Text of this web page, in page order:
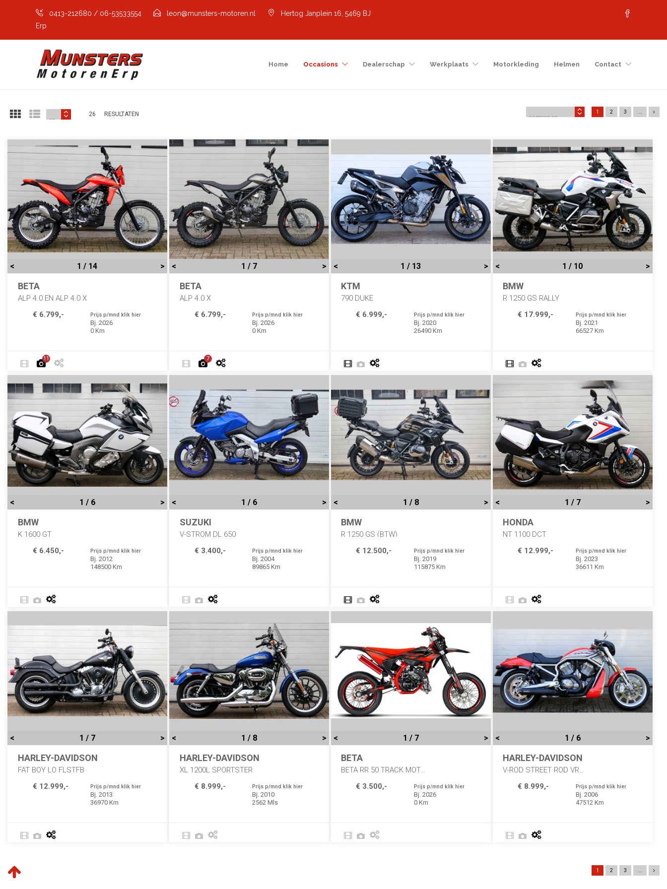
0413-212680 / 06-53533554 leon@munsters-motoren.nl
Hertog Janplein 16, 5469 BJ
Erp
Home Occasions Dealerschap Werkplaats Motorkleding Helmen Contact
1 2 3 ...
26 RESULTATEN
< 1 / 14 >
BETA
ALP 4.0 EN ALP 4.0 X
€ 6.799,-
Prijs p/mnd klik hier
Bj. 2026
0 Km
11
< 1 / 7 >
BETA
ALP 4.0 X
€ 6.799,-
Prijs p/mnd klik hier
Bj. 2026
0 Km
7
< 1 / 13 >
KTM
790 DUKE
€ 6.999,-
Prijs p/mnd klik hier
Bj. 2020
26490 Km
< 1 / 10 >
BMW
R 1250 GS RALLY
€ 17.999,-
Prijs p/mnd klik hier
Bj. 2021
66527 Km
< 1 / 6 >
BMW
K 1600 GT
€ 6.450,-
Prijs p/mnd klik hier
Bj. 2012
148500 Km
< 1 / 6 >
SUZUKI
V-STROM DL 650
€ 3.400,-
Prijs p/mnd klik hier
Bj. 2004
89865 Km
< 1 / 8 >
BMW
R 1250 GS (BTW)
€ 12.500,-
Prijs p/mnd klik hier
Bj. 2019
115875 Km
< 1 / 7 >
HONDA
NT 1100 DCT
€ 12.999,-
Prijs p/mnd klik hier
Bj. 2023
36611 Km
< 1 / 7 >
HARLEY-DAVIDSON
FAT BOY LO FLSTFB
€ 12.999,-
Prijs p/mnd klik hier
Bj. 2013
36970 Km
< 1 / 8 >
HARLEY-DAVIDSON
XL 1200L SPORTSTER
€ 8.999,-
Prijs p/mnd klik hier
Bj. 2010
2562 Mls
< 1 / 7 >
BETA
BETA RR 50 TRACK MOTARD ENDURO
€ 3.500,-
Prijs p/mnd klik hier
Bj. 2026
0 Km
< 1 / 6 >
HARLEY-DAVIDSON
V-ROD STREET ROD VRSCR
€ 8.999,-
Prijs p/mnd klik hier
Bj. 2006
47512 Km
1 2 3